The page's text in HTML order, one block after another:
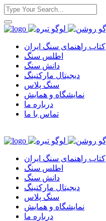
کتاب راهنمای سنگ ایران
اطلس سنگ
دانش سنگ
دیجیتال مارکتینگ
سنگ پلاس
نمایشگاه و همایش
درباره ما
تماس با ما
کتاب راهنمای سنگ ایران
اطلس سنگ
دانش سنگ
دیجیتال مارکتینگ
سنگ پلاس
نمایشگاه و همایش
درباره ما